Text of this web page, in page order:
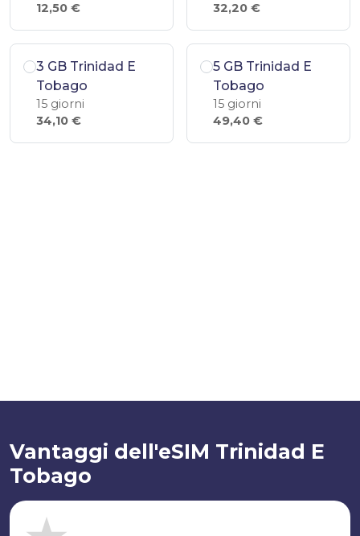
12,50 €
32,20 €
3 GB Trinidad E
Tobago
15 giorni
34,10 €
5 GB Trinidad E
Tobago
15 giorni
49,40 €
Vantaggi dell'eSIM Trinidad E
Tobago